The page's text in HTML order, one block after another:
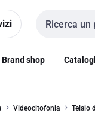
Cerca input
Brand shop
Videocitofonia Telaio